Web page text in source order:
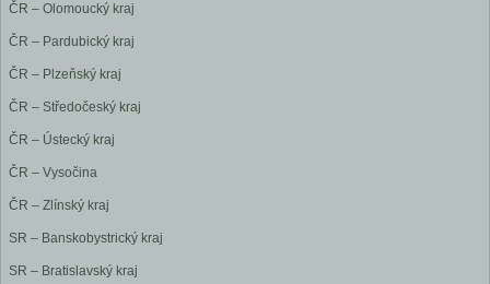
ČR – Olomoucký kraj
ČR – Pardubický kraj
ČR – Plzeňský kraj
ČR – Středočeský kraj
ČR – Ústecký kraj
ČR – Vysočina
ČR – Zlínský kraj
SR – Banskobystrický kraj
SR – Bratislavský kraj